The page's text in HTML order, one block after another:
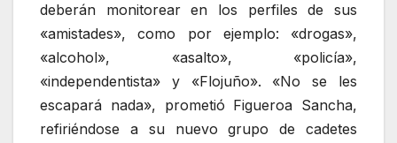
deberán monitorear en los perfiles de sus
«amistades», como por ejemplo: «drogas»,
«alcohol», «asalto», «policía»,
«independentista» y «Flojuño». «No se les
escapará nada», prometió Figueroa Sancha,
refiriéndose a su nuevo grupo de cadetes